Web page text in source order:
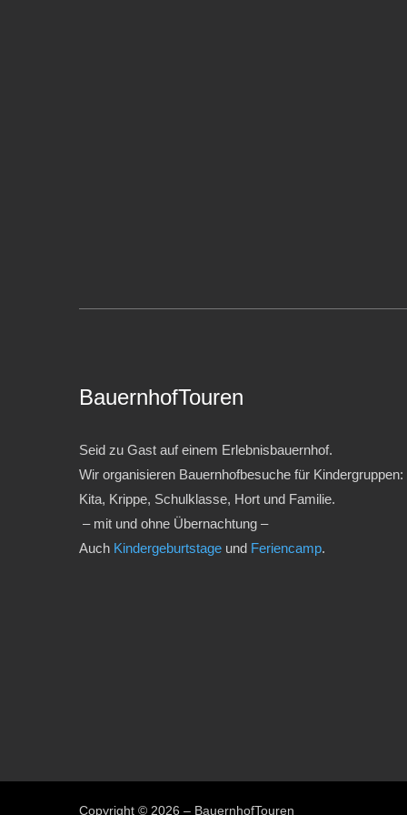
BauernhofTouren
Seid zu Gast auf einem Erlebnisbauernhof.
Wir organisieren Bauernhofbesuche für Kindergruppen:
Kita, Krippe, Schulklasse, Hort und Familie.
– mit und ohne Übernachtung –
Auch Kindergeburtstage und Feriencamp.
Copyright © 2026 – BauernhofTouren